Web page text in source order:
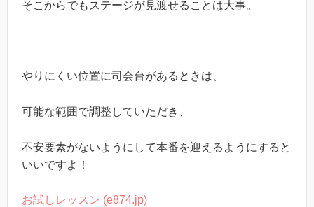
そこからでもステージが見渡せることは大事。
やりにくい位置に司会台があるときは、
可能な範囲で調整していただき、
不安要素がないようにして本番を迎えるようにすると
いいですよ！
お試しレッスン (e874.jp)